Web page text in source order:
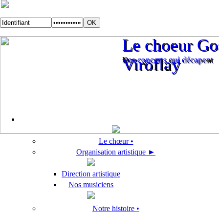
Des concerts qui décapent
Le choeur
Viroflay
Des concerts qui décapent
Le choeur
Viroflay
Le chœur •
Organisation artistique ►
Direction artistique
Nos musiciens
Notre histoire •